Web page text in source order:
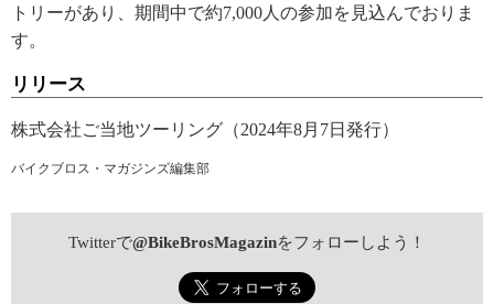
トリーがあり、期間中で約7,000人の参加を見込んでおりま
す。
リリース
株式会社ご当地ツーリング（2024年8月7日発行）
バイクブロス・マガジンズ編集部
Twitterで@BikeBrosMagazinをフォローしよう！